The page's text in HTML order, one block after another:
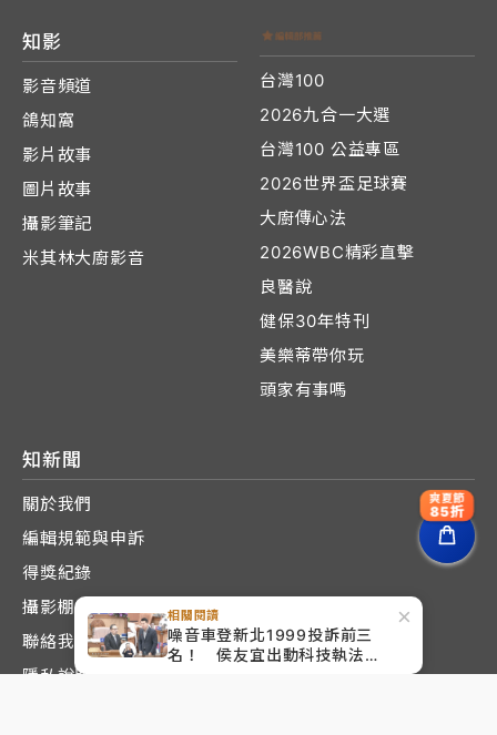
×
相關閱讀
噪音車登新北1999投訴前三
名！ 侯友宜出動科技執法：
知影
影音頻道
鴿知窩
影片故事
圖片故事
攝影筆記
米其林大廚影音
台灣100
2026九合一大選
台灣100 公益專區
2026世界盃足球賽
大廚傳心法
2026WBC精彩直擊
良醫說
健保30年特刊
美樂蒂帶你玩
頭家有事嗎
知新聞
關於我們
編輯規範與申訴
得獎紀錄
攝影棚出租
聯絡我們
隱私說明
爽夏節
85折